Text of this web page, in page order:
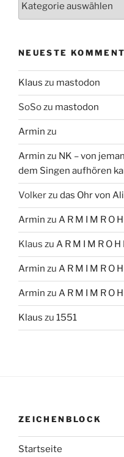
NEUESTE
Klaus zu mastodon
SoSozu mastodon
Armin zu
Armin zu NK – von
dem Singen aufhören
Volkerzu das Ohr von
Armin zu A R M I M R O
Klaus zu A R M I M R O H
Armin zu A R M I M R O
Armin zu A R M I M R O
Klaus zu 1551
ZEICHENBLOCK
Startseite